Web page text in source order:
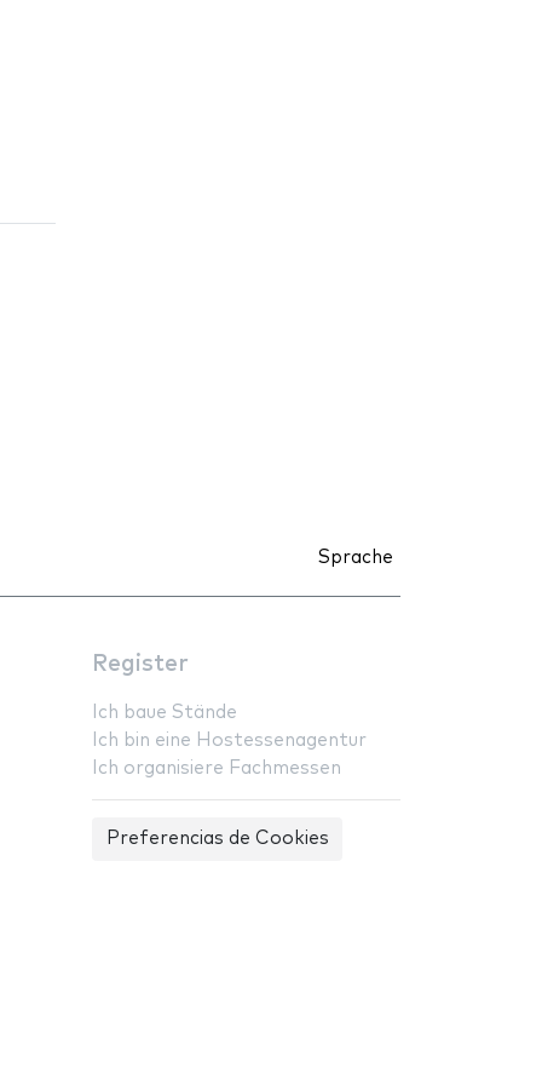
Sprache
Register
Ich baue Stände
Ich bin eine Hostessenagentur
Ich organisiere Fachmessen
Preferencias de Cookies